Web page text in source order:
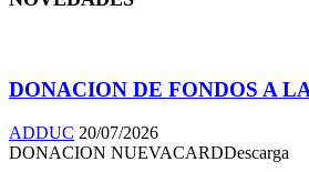
DONACION DE FONDOS A
ADDUC 20/07/2026
DONACION NUEVACARDDescarga